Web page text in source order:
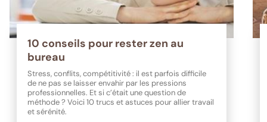
10 conseils pour rester zen au
bureau
Stress, conflits, compétitivité : il est parfois difficile
de ne pas se laisser envahir par les pressions
professionnelles. Et si c’était une question de
méthode ? Voici 10 trucs et astuces pour allier travail
et sérénité.